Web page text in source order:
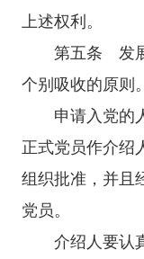
上述权利。
第五条 发
个别吸收的原则。
申请入党的
正式党员作介绍
组织批准，并且
党员。
介绍人要认